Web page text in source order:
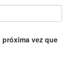
vez que